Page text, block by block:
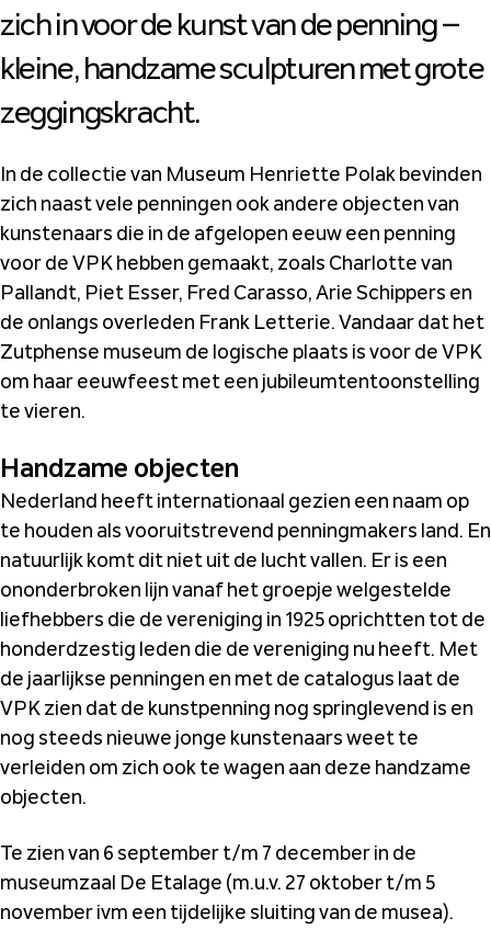
zich in voor de kunst van de penning –
kleine, handzame sculpturen met grote
zeggingskracht.
In de collectie van Museum Henriette Polak bevinden
zich naast vele penningen ook andere objecten van
kunstenaars die in de afgelopen eeuw een penning
voor de VPK hebben gemaakt, zoals Charlotte van
Pallandt, Piet Esser, Fred Carasso, Arie Schippers en
de onlangs overleden Frank Letterie. Vandaar dat het
Zutphense museum de logische plaats is voor de VPK
om haar eeuwfeest met een jubileumtentoonstelling
te vieren.
Handzame objecten
Nederland heeft internationaal gezien een naam op
te houden als vooruitstrevend penningmakers land. En
natuurlijk komt dit niet uit de lucht vallen. Er is een
ononderbroken lijn vanaf het groepje welgestelde
liefhebbers die de vereniging in 1925 oprichtten tot de
honderdzestig leden die de vereniging nu heeft. Met
de jaarlijkse penningen en met de catalogus laat de
VPK zien dat de kunstpenning nog springlevend is en
nog steeds nieuwe jonge kunstenaars weet te
verleiden om zich ook te wagen aan deze handzame
objecten.
Te zien van 6 september t/m 7 december in de
museumzaal De Etalage (m.u.v. 27 oktober t/m 5
november ivm een tijdelijke sluiting van de musea).